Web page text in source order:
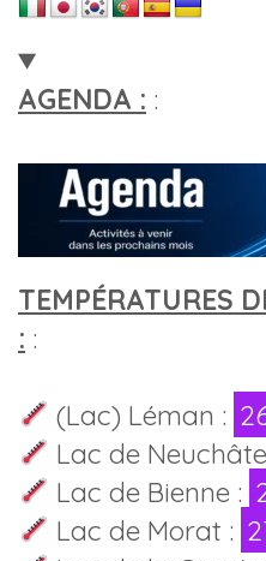
AGENDA : :
TEMPÉRATURES
: :
(Lac) Léman :
Lac de
Lac de Bienne :
Lac de Morat :